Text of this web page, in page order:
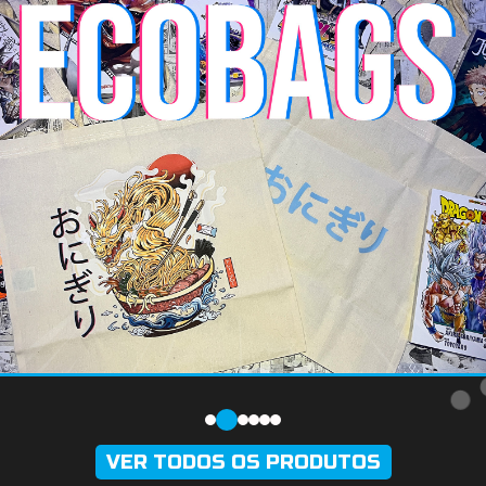
VER TODOS OS PRODUTOS